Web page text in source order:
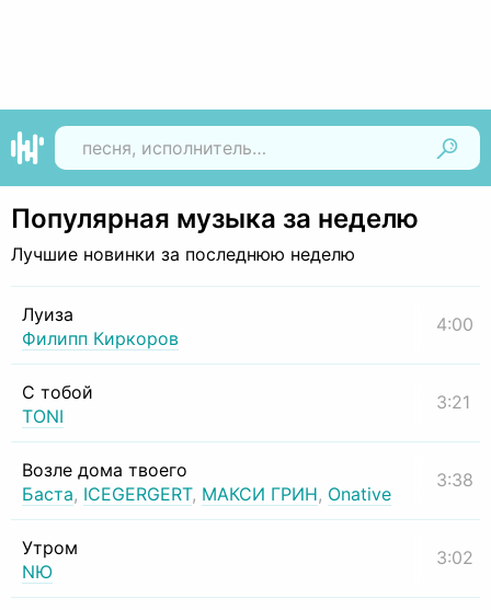
Популярная музыка за неделю
Лучшие новинки за последнюю неделю
Луиза
Филипп Киркоров
4:00
С тобой
TONI
3:21
Возле дома твоего
Баста, ICEGERGERT, МАКСИ ГРИН, Onative
3:38
Утром
NЮ
3:02